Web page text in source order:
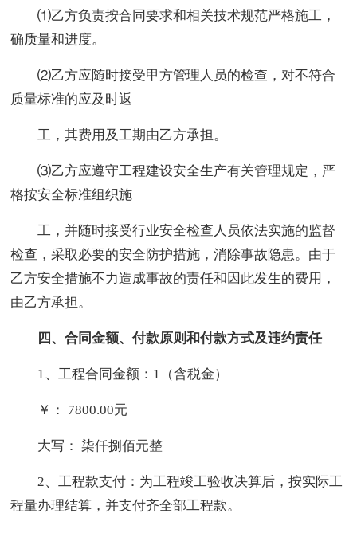
⑴乙方负责按合同要求和相关技术规范严格施工，
确质量和进度。
⑵乙方应随时接受甲方管理人员的检查，对不符合
质量标准的应及时返
工，其费用及工期由乙方承担。
⑶乙方应遵守工程建设安全生产有关管理规定，严
格按安全标准组织施
工，并随时接受行业安全检查人员依法实施的监督
检查，采取必要的安全防护措施，消除事故隐患。由于
乙方安全措施不力造成事故的责任和因此发生的费用，
由乙方承担。
四、合同金额、付款原则和付款方式及违约责任
1、工程合同金额：1（含税金）
￥： 7800.00元
大写： 柒仟捌佰元整
2、工程款支付：为工程竣工验收决算后，按实际工
程量办理结算，并支付齐全部工程款。